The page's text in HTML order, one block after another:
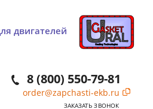
двигателей
8 (800) 550-79-81
order@zapchasti-ekb.ru
ЗАКАЗАТЬ ЗВОНОК